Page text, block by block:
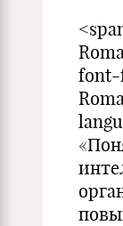
font-